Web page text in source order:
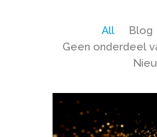
All Blog
Geen onderdeel